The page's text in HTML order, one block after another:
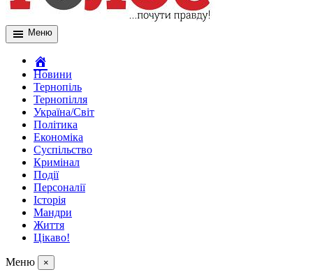
Меню
Новини
Тернопіль
Тернопілля
Україна/Світ
Політика
Економіка
Суспільство
Кримінал
Події
Персоналії
Історія
Мандри
Життя
Цікаво!
Меню ×